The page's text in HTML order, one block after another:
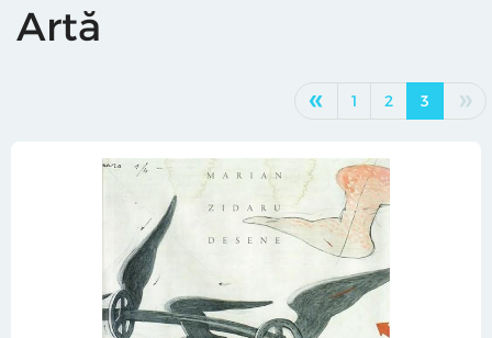
Artă
« 1 2 3 »